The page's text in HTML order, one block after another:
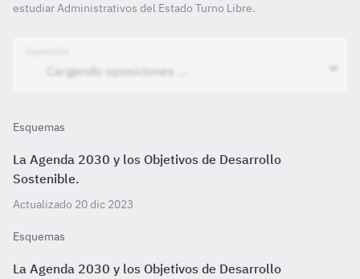
estudiar Administrativos del Estado Turno Libre.
Esquemas
La Agenda 2030 y los Objetivos de Desarrollo
Sostenible.
Actualizado 20 dic 2023
Esquemas
La Agenda 2030 y los Objetivos de Desarrollo